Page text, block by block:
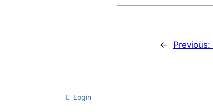
← Previous:
Login